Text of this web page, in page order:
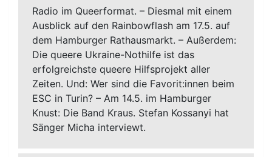
Radio im Queerformat. – Diesmal mit einem
Ausblick auf den Rainbowflash am 17.5. auf
dem Hamburger Rathausmarkt. – Außerdem:
Die queere Ukraine-Nothilfe ist das
erfolgreichste queere Hilfsprojekt aller
Zeiten. Und: Wer sind die Favorit:innen beim
ESC in Turin? – Am 14.5. im Hamburger
Knust: Die Band Kraus. Stefan Kossanyi hat
Sänger Micha interviewt.